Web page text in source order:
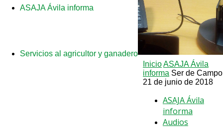
ASAJA Ávila informa
Servicios al agricultor y ganadero
InicioASAJA Ávila
informa Ser de Campo
21 de junio de 2018
ASAJA Ávila
informa
Audios